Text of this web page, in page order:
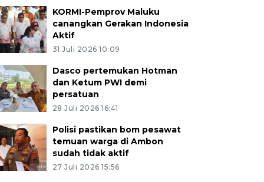
KORMI-Pemprov Maluku
canangkan Gerakan Indonesia
Aktif
31 Juli 2026 10:09
Dasco pertemukan Hotman
dan Ketum PWI demi
persatuan
28 Juli 2026 16:41
Polisi pastikan bom pesawat
temuan warga di Ambon
sudah tidak aktif
27 Juli 2026 15:56